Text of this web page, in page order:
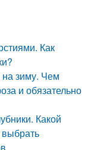
Как
на зиму. Чем
и обязательно
Какой